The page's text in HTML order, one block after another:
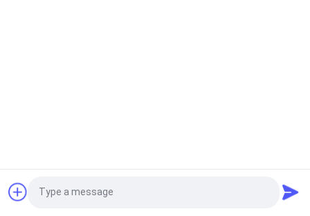
Zement-Blick-
Porzellan-Fliese Fordern Sie ein Angebot